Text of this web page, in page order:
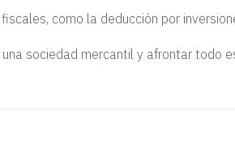
como la deducción por
sociedad mercantil y afrontar todo